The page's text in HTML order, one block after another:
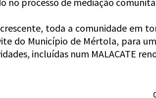
toda a comunidade em
do Município de Mértola, para
incluídas num MALACATE